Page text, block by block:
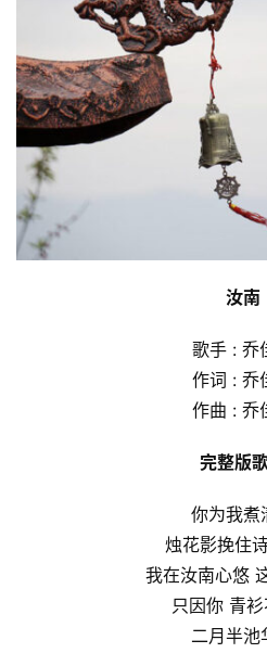
汝南
歌手 : 乔
作词 : 乔
作曲 : 乔
完整版
你为我煮
烛花影挽住
我在汝南心悠
只因你 青
二月半池